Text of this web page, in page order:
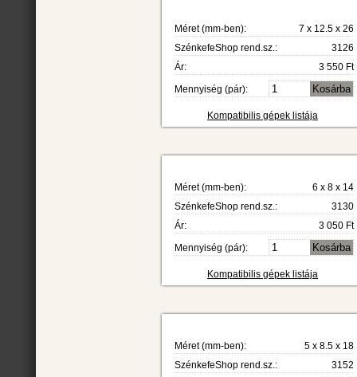
Méret (mm-ben):
7 x 12.5 x 26
SzénkefeShop rend.sz.:
3126
Ár:
3 550 Ft
Mennyiség (pár):
Kompatibilis gépek listája
Méret (mm-ben):
6 x 8 x 14
SzénkefeShop rend.sz.:
3130
Ár:
3 050 Ft
Mennyiség (pár):
Kompatibilis gépek listája
Méret (mm-ben):
5 x 8.5 x 18
SzénkefeShop rend.sz.:
3152